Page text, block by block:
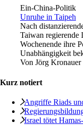
Ein-China-Politik
Unruhe in Taipeh
Nach
Taiwan regierende
Wochenende ihre
Unabhängigkeit
Von Jörg Kronauer
Kurz notiert
Angriffe Riads
Israel tötet